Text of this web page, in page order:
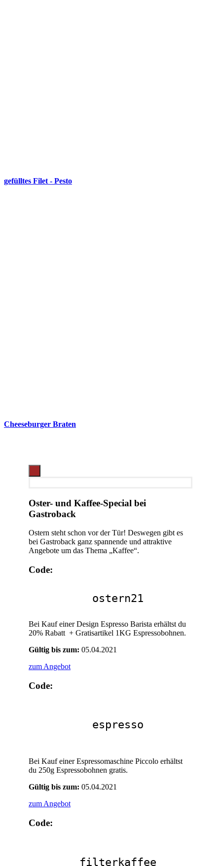
gefülltes Filet - Pesto
Cheeseburger Braten
Oster- und Kaffee-Special bei
Gastroback
Ostern steht schon vor der Tür! Deswegen gibt es
bei Gastroback ganz spannende und attraktive
Angebote um das Thema „Kaffee“.
Code:
ostern21
Bei Kauf einer Design Espresso Barista erhältst du
20% Rabatt + Gratisartikel 1KG Espressobohnen.
Gültig bis zum: 05.04.2021
zum Angebot
Code:
espresso
Bei Kauf einer Espressomaschine Piccolo erhältst
du 250g Espressobohnen gratis.
Gültig bis zum: 05.04.2021
zum Angebot
Code:
filterkaffee